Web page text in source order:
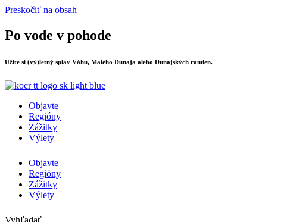
Preskočiť na obsah
Po vode v pohode
Užite si (vý)letný splav Váhu, Malého Dunaja alebo Dunajských ramien.
Objavte
Regióny
Zážitky
Výlety
Objavte
Regióny
Zážitky
Výlety
Vyhľadať